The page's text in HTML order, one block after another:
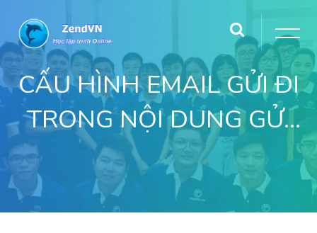
CẤU HÌNH EMAIL GỬI ĐI
TRONG NỘI DUNG GỬI
MAIL VỚI PHP